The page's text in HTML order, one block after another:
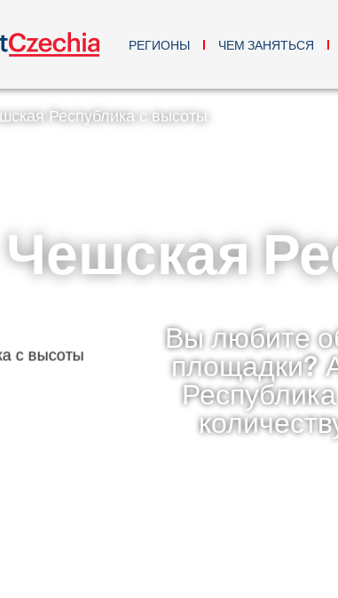
РЕГИОНЫ ЧЕМ ЗАНЯТЬСЯ
Республика с высоты
Чешская
Вы любите
площадки?